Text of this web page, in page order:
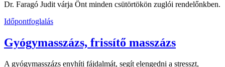
Dr. Faragó Judit várja Önt minden csütörtökön zuglói rendelőnkben.
Időpontfoglalás
Gyógymasszázs, frissítő masszázs
A gyógymasszázs enyhíti fájdalmát, segít elengedni a stresszt,